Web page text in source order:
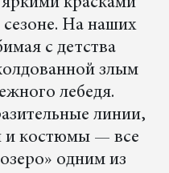
На наших
с детства
злым
лебедя.
линии,
и костюмы — все
одним из